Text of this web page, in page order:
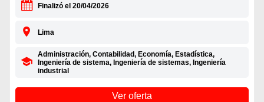
Finalizó el 20/04/2026
Lima
Administración, Contabilidad, Economía, Estadística,
Ingeniería de sistema, Ingeniería de sistemas, Ingeniería
industrial
Ver oferta